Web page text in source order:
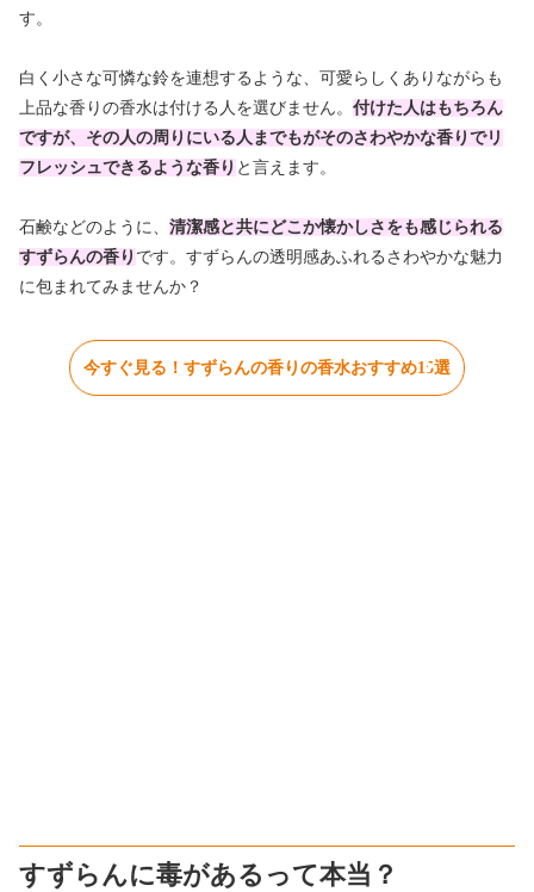
す。
白く小さな可憐な鈴を連想するような、可愛らしくありながらも
上品な香りの香水は付ける人を選びません。 付けた人はもちろん
ですが、その人の周りにいる人までもがそのさわやかな香りでリ
フレッシュできるような香り と言えます。
石鹸などのように、 清潔感と共にどこか懐かしさをも感じられる
すずらんの香り です。すずらんの透明感あふれるさわやかな魅力
に包まれてみませんか？
今すぐ見る！すずらんの香りの香水おすすめ15選
すずらんに毒があるって本当？